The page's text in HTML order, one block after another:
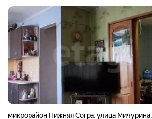
микрорайон Нижняя Согра,улица Мичурина,